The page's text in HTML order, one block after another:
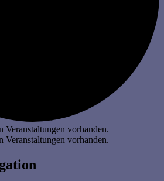
Veranstaltungen vorhanden.
Veranstaltungen vorhanden.